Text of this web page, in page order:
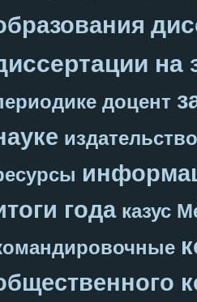
на
доцент
издательство
года казус